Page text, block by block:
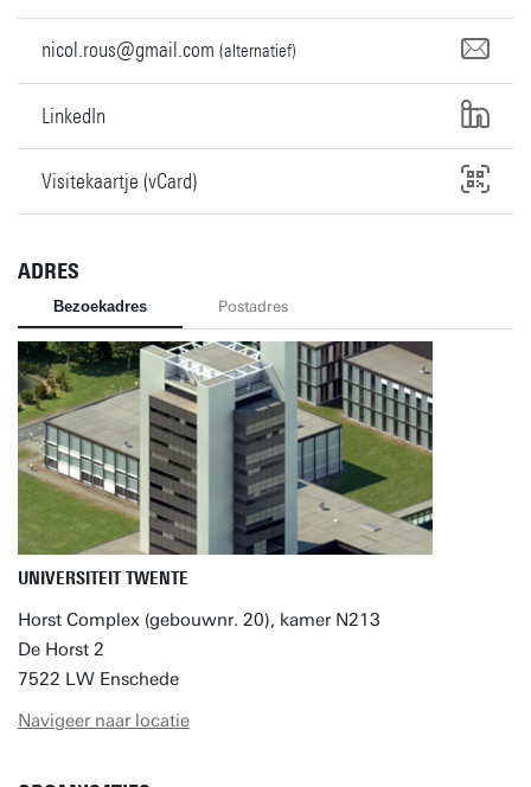
nicol.rous@gmail.com (alternatief)
LinkedIn
Visitekaartje (vCard)
ADRES
Bezoekadres Postadres
UNIVERSITEIT TWENTE
Horst Complex (gebouwnr. 20), kamer N213
De Horst 2
7522 LW Enschede
Navigeer naar locatie